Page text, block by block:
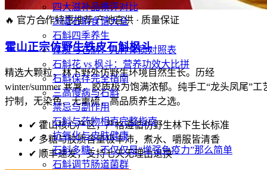
四大滋补品横评对比
20道石斛食谱大全
石斛四季养生
体质与石斛：九种体质对照表
石斛花 vs 枫斗：营养功效大比拼
石斛保存完全指南
三高慢病与石斛
禁忌与副作用
石斛与药物相克完整指南
抗氧化与皮肤健康
石斛多糖：不仅仅是“增强免疫力”那么简单
石斛调节肠道菌群
🔥 官方合作特惠推荐产地直供 · 质量保证
霍山正宗仿野生铁皮石斛枫斗
精选大颗粒，林下野外仿野生环境自然生长。历经
winter/summer 寒暑，胶质极为饱满浓郁。纯手工“龙头凤尾”工
拧制，无染色、无熏硫，高品质养生之选。
✔ 霍山核心产区，严格遵循仿野生林下生长标准
✔ 多糖与胶质含量极丰沛，煮水、嚼服皆清香
✔ 顺丰速发，支持七天无理由退换